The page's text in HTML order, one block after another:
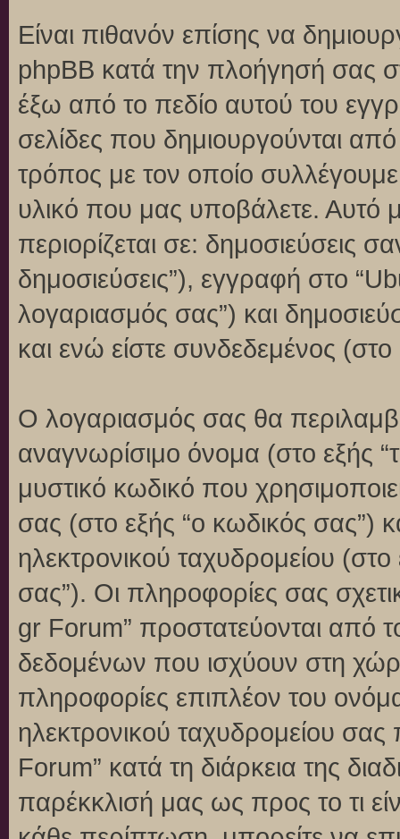
Είναι πιθανόν επίσης να
phpBB κατά την πλοήγησή σας
έξω από το πεδίο αυτού του
σελίδες που δημιουργούνται
τρόπος με τον οποίο
υλικό που μας υποβάλετε. Αυτό
περιορίζεται σε: δημοσιεύσεις
δημοσιεύσεις”), εγγραφή στο
λογαριασμός σας”) και
και ενώ είστε συνδεδεμένος (στο
Ο λογαριασμός σας θα
αναγνωρίσιμο όνομα (στο εξής
μυστικό κωδικό που
σας (στο εξής “ο κωδικός σας”)
ηλεκτρονικού ταχυδρομείου
σας”). Οι πληροφορίες σας
gr Forum” προστατεύονται από
δεδομένων που ισχύουν στη
πληροφορίες επιπλέον του
ηλεκτρονικού ταχυδρομείου
Forum” κατά τη διάρκεια της
παρέκκλισή μας ως προς το τι